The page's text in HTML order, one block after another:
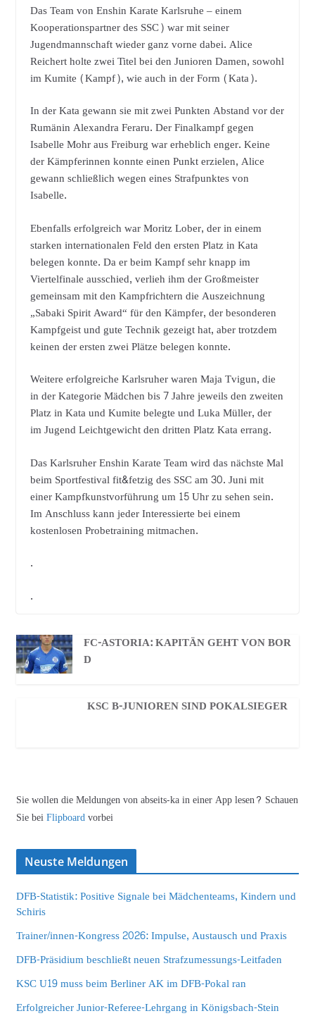
Das Team von Enshin Karate Karlsruhe – einem
Kooperationspartner des SSC) war mit seiner
Jugendmannschaft wieder ganz vorne dabei. Alice
Reichert holte zwei Titel bei den Junioren Damen, sowohl
im Kumite (Kampf), wie auch in der Form (Kata).
In der Kata gewann sie mit zwei Punkten Abstand vor der
Rumänin Alexandra Feraru. Der Finalkampf gegen
Isabelle Mohr aus Freiburg war erheblich enger. Keine
der Kämpferinnen konnte einen Punkt erzielen, Alice
gewann schließlich wegen eines Strafpunktes von
Isabelle.
Ebenfalls erfolgreich war Moritz Lober, der in einem
starken internationalen Feld den ersten Platz in Kata
belegen konnte. Da er beim Kampf sehr knapp im
Viertelfinale ausschied, verlieh ihm der Großmeister
gemeinsam mit den Kampfrichtern die Auszeichnung
„Sabaki Spirit Award“ für den Kämpfer, der besonderen
Kampfgeist und gute Technik gezeigt hat, aber trotzdem
keinen der ersten zwei Plätze belegen konnte.
Weitere erfolgreiche Karlsruher waren Maja Tvigun, die
in der Kategorie Mädchen bis 7 Jahre jeweils den zweiten
Platz in Kata und Kumite belegte und Luka Müller, der
im Jugend Leichtgewicht den dritten Platz Kata errang.
Das Karlsruher Enshin Karate Team wird das nächste Mal
beim Sportfestival fit&fetzig des SSC am 30. Juni mit
einer Kampfkunstvorführung um 15 Uhr zu sehen sein.
Im Anschluss kann jeder Interessierte bei einem
kostenlosen Probetraining mitmachen.
.
.
FC-ASTORIA: KAPITÄN GEHT VON BOR
D
KSC B-JUNIOREN SIND POKALSIEGER
Sie wollen die Meldungen von abseits-ka in einer App lesen? Schauen
Sie beiFlipboardvorbei
Neuste Meldungen
DFB-Statistik: Positive Signale bei Mädchenteams, Kindern und
Schiris
Trainer/innen-Kongress 2026: Impulse, Austausch und Praxis
DFB-Präsidium beschließt neuen Strafzumessungs-Leitfaden
KSC U19 muss beim Berliner AK im DFB-Pokal ran
Erfolgreicher Junior-Referee-Lehrgang in Königsbach-Stein